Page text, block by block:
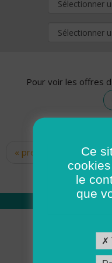
Pour voir les offres
Pages
« premier ‹
14
Ce
le
que